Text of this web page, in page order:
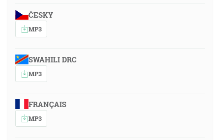
ČESKY
MP3
SWAHILI DRC
MP3
FRANÇAIS
MP3